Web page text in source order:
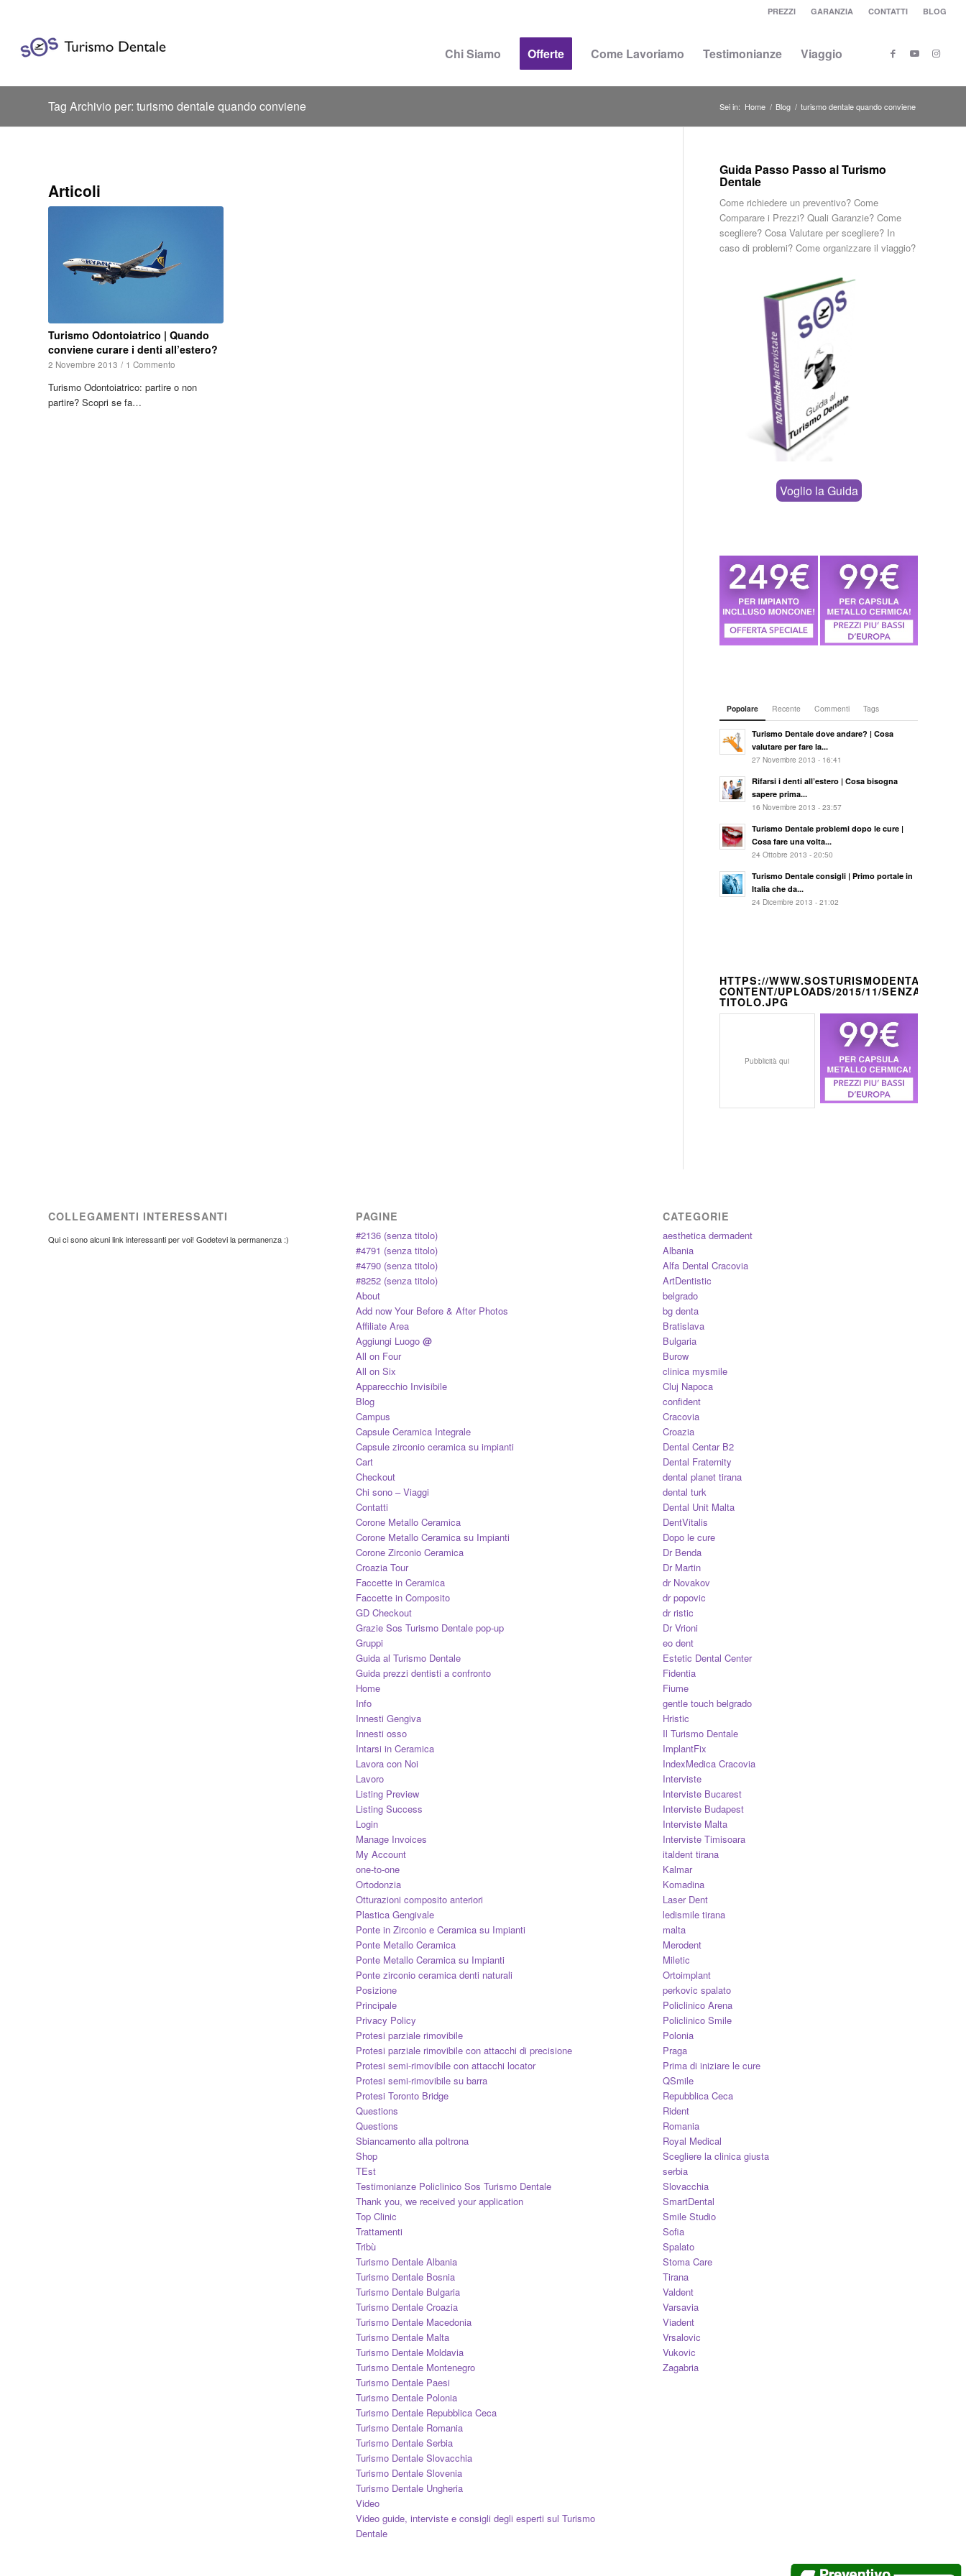
PREZZI GARANZIA CONTATTI BLOG
Chi Siamo Offerte Come Lavoriamo Testimonianze Viaggio
Tag Archivio per: turismo dentale quando conviene Sei in: Home / Blog / turismo dentale quando conviene
Articoli
Turismo Odontoiatrico | Quando
conviene curare i denti all’estero?
2 Novembre 2013 / 1 Commento
Turismo Odontoiatrico: partire o non
partire? Scopri se fa…
Guida Passo Passo al Turismo
Dentale
Come richiedere un preventivo? Come
Comparare i Prezzi? Quali Garanzie? Come
scegliere? Cosa Valutare per scegliere? In
caso di problemi? Come organizzare il viaggio?
Voglio la Guida
Popolare Recente Commenti Tags
Turismo Dentale dove andare? | Cosa
valutare per fare la...
27 Novembre 2013 - 16:41
Rifarsi i denti all’estero | Cosa bisogna
sapere prima...
16 Novembre 2013 - 23:57
Turismo Dentale problemi dopo le cure |
Cosa fare una volta...
24 Ottobre 2013 - 20:50
Turismo Dentale consigli | Primo portale in
Italia che da...
24 Dicembre 2013 - 21:02
HTTPS://WWW.SOSTURISMODENTALE.IT/
CONTENT/UPLOADS/2015/11/SENZA-
TITOLO.JPG
Pubblicità qui
COLLEGAMENTI INTERESSANTI
Qui ci sono alcuni link interessanti per voi! Godetevi la permanenza :)
PAGINE
#2136 (senza titolo)
#4791 (senza titolo)
#4790 (senza titolo)
#8252 (senza titolo)
About
Add now Your Before & After Photos
Affiliate Area
Aggiungi Luogo @
All on Four
All on Six
Apparecchio Invisibile
Blog
Campus
Capsule Ceramica Integrale
Capsule zirconio ceramica su impianti
Cart
Checkout
Chi sono – Viaggi
Contatti
Corone Metallo Ceramica
Corone Metallo Ceramica su Impianti
Corone Zirconio Ceramica
Croazia Tour
Faccette in Ceramica
Faccette in Composito
GD Checkout
Grazie Sos Turismo Dentale pop-up
Gruppi
Guida al Turismo Dentale
Guida prezzi dentisti a confronto
Home
Info
Innesti Gengiva
Innesti osso
Intarsi in Ceramica
Lavora con Noi
Lavoro
Listing Preview
Listing Success
Login
Manage Invoices
My Account
one-to-one
Ortodonzia
Otturazioni composito anteriori
Plastica Gengivale
Ponte in Zirconio e Ceramica su Impianti
Ponte Metallo Ceramica
Ponte Metallo Ceramica su Impianti
Ponte zirconio ceramica denti naturali
Posizione
Principale
Privacy Policy
Protesi parziale rimovibile
Protesi parziale rimovibile con attacchi di precisione
Protesi semi-rimovibile con attacchi locator
Protesi semi-rimovibile su barra
Protesi Toronto Bridge
Questions
Questions
Sbiancamento alla poltrona
Shop
TEst
Testimonianze Policlinico Sos Turismo Dentale
Thank you, we received your application
Top Clinic
Trattamenti
Tribù
Turismo Dentale Albania
Turismo Dentale Bosnia
Turismo Dentale Bulgaria
Turismo Dentale Croazia
Turismo Dentale Macedonia
Turismo Dentale Malta
Turismo Dentale Moldavia
Turismo Dentale Montenegro
Turismo Dentale Paesi
Turismo Dentale Polonia
Turismo Dentale Repubblica Ceca
Turismo Dentale Romania
Turismo Dentale Serbia
Turismo Dentale Slovacchia
Turismo Dentale Slovenia
Turismo Dentale Ungheria
Video
Video guide, interviste e consigli degli esperti sul Turismo
Dentale
CATEGORIE
aesthetica dermadent
Albania
Alfa Dental Cracovia
ArtDentistic
belgrado
bg denta
Bratislava
Bulgaria
Burow
clinica mysmile
Cluj Napoca
confident
Cracovia
Croazia
Dental Centar B2
Dental Fraternity
dental planet tirana
dental turk
Dental Unit Malta
DentVitalis
Dopo le cure
Dr Benda
Dr Martin
dr Novakov
dr popovic
dr ristic
Dr Vrioni
eo dent
Estetic Dental Center
Fidentia
Fiume
gentle touch belgrado
Hristic
Il Turismo Dentale
ImplantFix
IndexMedica Cracovia
Interviste
Interviste Bucarest
Interviste Budapest
Interviste Malta
Interviste Timisoara
italdent tirana
Kalmar
Komadina
Laser Dent
ledismile tirana
malta
Merodent
Miletic
Ortoimplant
perkovic spalato
Policlinico Arena
Policlinico Smile
Polonia
Praga
Prima di iniziare le cure
QSmile
Repubblica Ceca
Rident
Romania
Royal Medical
Scegliere la clinica giusta
serbia
Slovacchia
SmartDental
Smile Studio
Sofia
Spalato
Stoma Care
Tirana
Valdent
Varsavia
Viadent
Vrsalovic
Vukovic
Zagabria